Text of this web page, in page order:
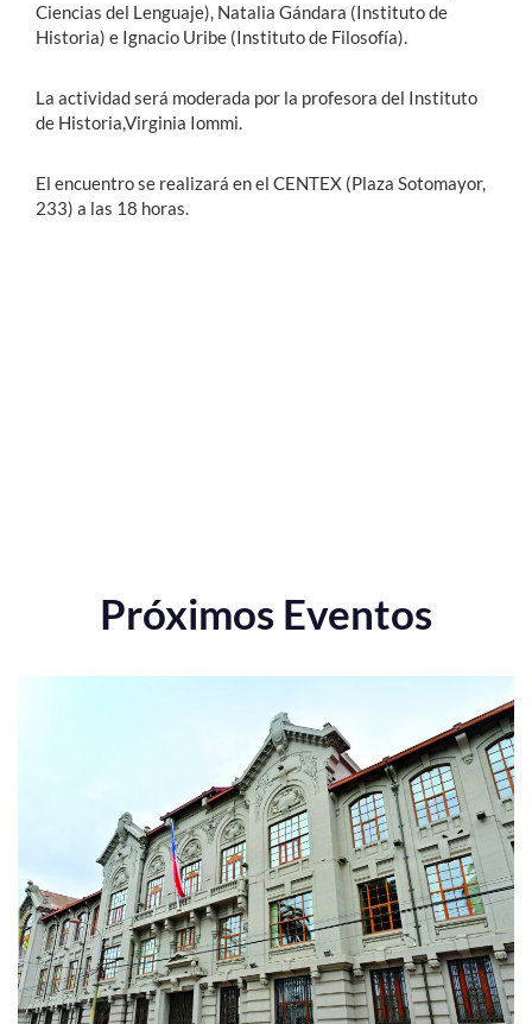
Ciencias del Lenguaje), Natalia Gándara (Instituto de
Historia) e Ignacio Uribe (Instituto de Filosofía).
La actividad será moderada por la profesora del Instituto
de Historia,Virginia Iommi.
El encuentro se realizará en el CENTEX (Plaza Sotomayor,
233) a las 18 horas.
Próximos Eventos